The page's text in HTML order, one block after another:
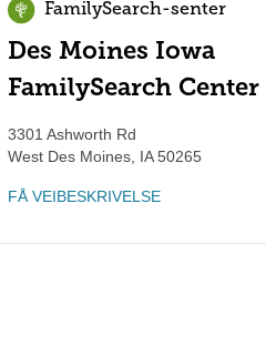
FamilySearch-senter
Des Moines Iowa
FamilySearch Center
3301 Ashworth Rd
West Des Moines IA50265
FÅ VEIBESKRIVELSE